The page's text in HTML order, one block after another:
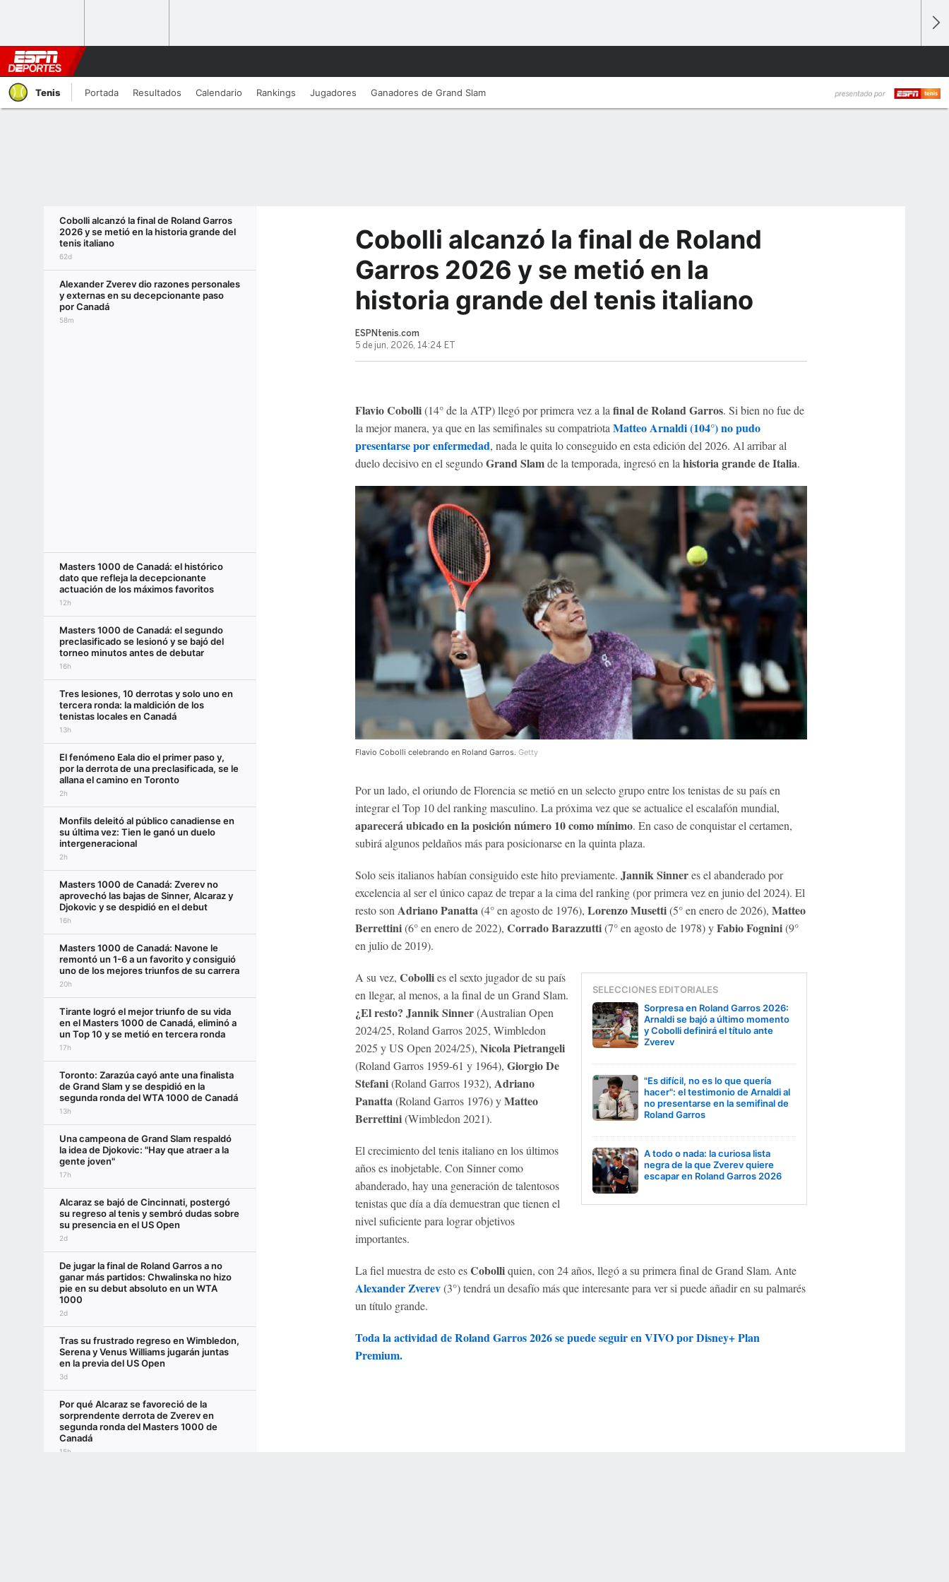
Tenis Portada Resultados Calendario Rankings Jugadores Ganadores de Grand Slam
Cobolli alcanzó la final de Roland Garros
2026 y se metió en la historia grande del
tenis italiano
62d
Alexander Zverev dio razones personales
y externas en su decepcionante paso
por Canadá
58m
Masters 1000 de Canadá: el histórico
dato que refleja la decepcionante
actuación de los máximos favoritos
12h
Masters 1000 de Canadá: el segundo
preclasificado se lesionó y se bajó del
torneo minutos antes de debutar
16h
Tres lesiones, 10 derrotas y solo uno en
tercera ronda: la maldición de los
tenistas locales en Canadá
13h
El fenómeno Eala dio el primer paso y,
por la derrota de una preclasificada, se le
allana el camino en Toronto
2h
Monfils deleitó al público canadiense en
su última vez: Tien le ganó un duelo
intergeneracional
2h
Masters 1000 de Canadá: Zverev no
aprovechó las bajas de Sinner, Alcaraz y
Djokovic y se despidió en el debut
16h
Masters 1000 de Canadá: Navone le
remontó un 1-6 a un favorito y consiguió
uno de los mejores triunfos de su carrera
20h
Tirante logró el mejor triunfo de su vida
en el Masters 1000 de Canadá, eliminó a
un Top 10 y se metió en tercera ronda
17h
Toronto: Zarazúa cayó ante una finalista
de Grand Slam y se despidió en la
segunda ronda del WTA 1000 de Canadá
13h
Una campeona de Grand Slam respaldó
la idea de Djokovic: "Hay que atraer a la
gente joven"
17h
Alcaraz se bajó de Cincinnati, postergó
su regreso al tenis y sembró dudas sobre
su presencia en el US Open
2d
De jugar la final de Roland Garros a no
ganar más partidos: Chwalinska no hizo
pie en su debut absoluto en un WTA
1000
2d
Tras su frustrado regreso en Wimbledon,
Serena y Venus Williams jugarán juntas
en la previa del US Open
3d
Por qué Alcaraz se favoreció de la
sorprendente derrota de Zverev en
segunda ronda del Masters 1000 de
Canadá
15h
Cobolli alcanzó la final de Roland
Garros 2026 y se metió en la
historia grande del tenis italiano
ESPNtenis.com
5 de jun, 2026, 14:24 ET
Flavio Cobolli(14° de la ATP) llegó por primera vez a la final de Roland Garros. Si bien no fue de
la mejor manera, ya que en las semifinales su compatriota Matteo Arnaldi (104°) no pudo
presentarse por enfermedad, nada le quita lo conseguido en esta edición del 2026. Al arribar al
duelo decisivo en el segundoGrand Slamde la temporada, ingresó en lahistoria grande de Italia.
Flavio Cobolli celebrando en Roland Garros. Getty
Por un lado, el oriundo de Florencia se metió en un selecto grupo entre los tenistas de su país en
integrar el Top 10 del ranking masculino. La próxima vez que se actualice el escalafón mundial,
aparecerá ubicado en la posición número 10 como mínimo. En caso de conquistar el certamen,
subirá algunos peldaños más para posicionarse en la quinta plaza.
Solo seis italianos habían consiguido este hito previamente. Jannik Sinneres el abanderado por
excelencia al ser el único capaz de trepar a la cima del ranking (por primera vez en junio del 2024). El
resto sonAdriano Panatta(4° en agosto de 1976), Lorenzo Musetti(5° en enero de 2026), Matteo
Berrettini(6° en enero de 2022), Corrado Barazzutti(7° en agosto de 1978) yFabio Fognini(9°
en julio de 2019).
SELECCIONES EDITORIALES
Sorpresa en Roland Garros 2026:
Arnaldi se bajó a último momento
y Cobolli definirá el título ante
Zverev
"Es difícil, no es lo que quería
hacer": el testimonio de Arnaldi al
no presentarse en la semifinal de
Roland Garros
A todo o nada: la curiosa lista
negra de la que Zverev quiere
escapar en Roland Garros 2026
A su vez, Cobollies el sexto jugador de su país
en llegar, al menos, a la final de un Grand Slam.
¿El resto? Jannik Sinner(Australian Open
2024/25, Roland Garros 2025, Wimbledon
2025 y US Open 2024/25), Nicola Pietrangeli
(Roland Garros 1959-61 y 1964), Giorgio De
Stefani(Roland Garros 1932), Adriano
Panatta(Roland Garros 1976) yMatteo
Berrettini(Wimbledon 2021).
El crecimiento del tenis italiano en los últimos
años es inobjetable. Con Sinner como
abanderado, hay una generación de talentosos
tenistas que día a día demuestran que tienen el
nivel suficiente para lograr objetivos
importantes.
La fiel muestra de esto esCobolliquien, con 24 años, llegó a su primera final de Grand Slam. Ante
Alexander Zverev(3°) tendrá un desafío más que interesante para ver si puede añadir en su palmarés
un título grande.
Toda la actividad de Roland Garros 2026 se puede seguir en VIVO por Disney+ Plan
Premium.